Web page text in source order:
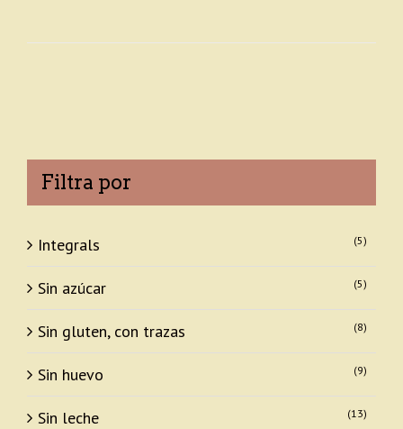
Filtra por
Integrals (5)
Sin azúcar (5)
Sin gluten, con trazas (8)
Sin huevo (9)
Sin leche (13)